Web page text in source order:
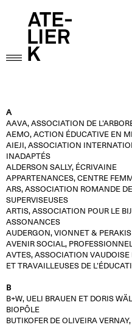
A
AAVA, ASSOCIATION DE
AEMO, ACTION ÉDUCATIVE EN
AIEJI, ASSOCIATION
INADAPTÉS
ALDERSON SALLY, ÉCRIVAINE
APPARTENANCES, CENTRE
ARS, ASSOCIATION ROMANDE
SUPERVISEUSES
ARTIS, ASSOCIATION POUR LE
ASSONANCES
AUDERGON, VIONNET &
AVENIR SOCIAL,
AVTES, ASSOCIATION VAUDOISE
ET TRAVAILLEUSES DE
B
B+W, UELI BRAUEN ET DORIS
BIOPÔLE
BUTIKOFER DE OLIVEIRA